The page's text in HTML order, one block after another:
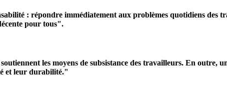
: répondre immédiatement aux problèmes quotidiens des
pour tous".
les moyens de subsistance des travailleurs. En outre,
et leur durabilité."